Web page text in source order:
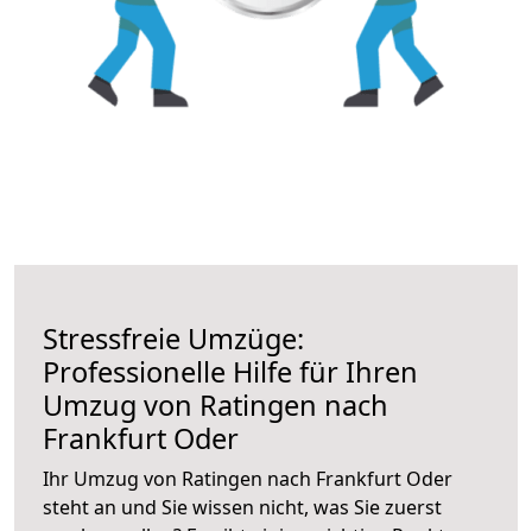
Stressfreie Umzüge:
Professionelle Hilfe für Ihren
Umzug von Ratingen nach
Frankfurt Oder
Ihr Umzug von Ratingen nach Frankfurt Oder
steht an und Sie wissen nicht, was Sie zuerst